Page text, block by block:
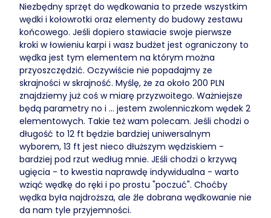
Niezbędny sprzęt do wędkowania to przede wszystkim
wędki i kołowrotki oraz elementy do budowy zestawu
końcowego. Jeśli dopiero stawiacie swoje pierwsze
kroki w łowieniu karpi i wasz budżet jest ograniczony to
wędka jest tym elementem na którym można
przyoszczędzić. Oczywiście nie popadajmy ze
skrajności w skrajność. Myślę, że za około 200 PLN
znajdziemy już coś w miarę przyzwoitego. Ważniejsze
będą parametry no i ... jestem zwolenniczkom wędek 2
elementowych. Takie też wam polecam. Jeśli chodzi o
długość to 12 ft będzie bardziej uniwersalnym
wyborem, 13 ft jest nieco dłuższym wędziskiem -
bardziej pod rzut według mnie. JEśli chodzi o krzywą
ugięcia - to kwestia naprawdę indywidualna - warto
wziąć wędkę do ręki i po prostu "poczuć". Choćby
wędka była najdroższa, ale źle dobrana wędkowanie nie
da nam tyle przyjemności.